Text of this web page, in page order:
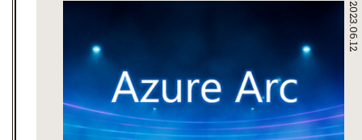
2023.06.12